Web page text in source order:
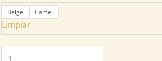
Beige Camel
Limpiar